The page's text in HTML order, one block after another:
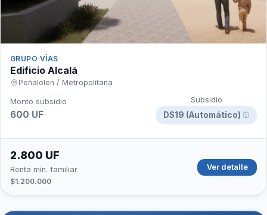
GRUPO VÍAS
Edificio Alcalá
Peñalolen / Metropolitana
Monto subsidio
600 UF
Subsidio
DS19 (Automático) ⓘ
2.800 UF
Renta mín. familiar
$1.200.000
Ver detalle